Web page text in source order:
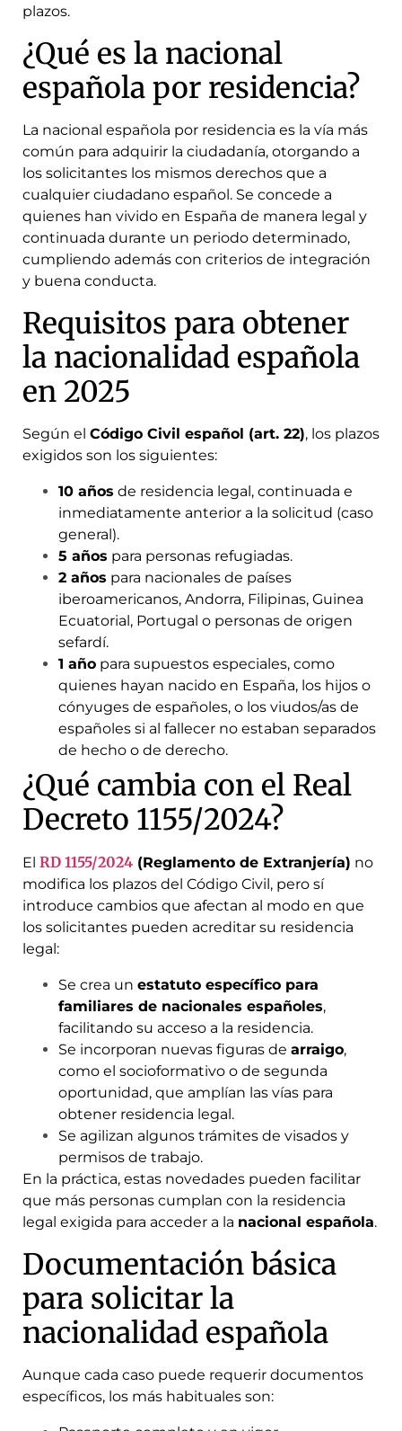
plazos.
¿Qué es la nacional
española por residencia?
La nacional española por residencia es la vía más
común para adquirir la ciudadanía, otorgando a
los solicitantes los mismos derechos que a
cualquier ciudadano español. Se concede a
quienes han vivido en España de manera legal y
continuada durante un periodo determinado,
cumpliendo además con criterios de integración
y buena conducta.
Requisitos para obtener
la nacionalidad española
en 2025
Según el Código Civil español (art. 22), los plazos
exigidos son los siguientes:
10 años de residencia legal, continuada e
inmediatamente anterior a la solicitud (caso
general).
5 años para personas refugiadas.
2 años para nacionales de países
iberoamericanos, Andorra, Filipinas, Guinea
Ecuatorial, Portugal o personas de origen
sefardí.
1 año para supuestos especiales, como
quienes hayan nacido en España, los hijos o
cónyuges de españoles, o los viudos/as de
españoles si al fallecer no estaban separados
de hecho o de derecho.
¿Qué cambia con el Real
Decreto 1155/2024?
El RD 1155/2024 (Reglamento de Extranjería) no
modifica los plazos del Código Civil, pero sí
introduce cambios que afectan al modo en que
los solicitantes pueden acreditar su residencia
legal:
Se crea un estatuto específico para
familiares de nacionales españoles,
facilitando su acceso a la residencia.
Se incorporan nuevas figuras de arraigo,
como el socioformativo o de segunda
oportunidad, que amplían las vías para
obtener residencia legal.
Se agilizan algunos trámites de visados y
permisos de trabajo.
En la práctica, estas novedades pueden facilitar
que más personas cumplan con la residencia
legal exigida para acceder a la nacional española.
Documentación básica
para solicitar la
nacionalidad española
Aunque cada caso puede requerir documentos
específicos, los más habituales son: